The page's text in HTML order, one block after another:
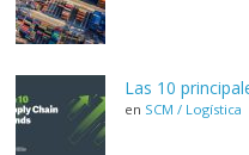
Las 10
en SCM / Logística